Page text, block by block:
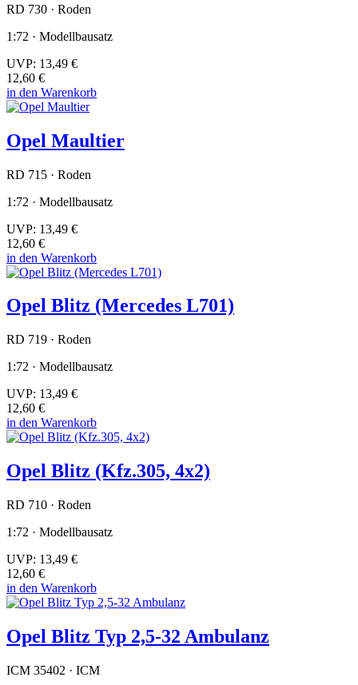
RD 730 · Roden
1:72 · Modellbausatz
UVP: 13,49 €
12,60 €
in den Warenkorb
Opel Maultier
RD 715 · Roden
1:72 · Modellbausatz
UVP: 13,49 €
12,60 €
in den Warenkorb
Opel Blitz (Mercedes L701)
RD 719 · Roden
1:72 · Modellbausatz
UVP: 13,49 €
12,60 €
in den Warenkorb
Opel Blitz (Kfz.305, 4x2)
RD 710 · Roden
1:72 · Modellbausatz
UVP: 13,49 €
12,60 €
in den Warenkorb
Opel Blitz Typ 2,5-32 Ambulanz
ICM 35402 · ICM